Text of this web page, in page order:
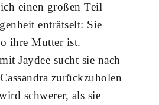
einen großen Teil
enträtselt: Sie
ihre Mutter ist.
Jaydee sucht sie nach
zurückzuholen
schwerer, als sie